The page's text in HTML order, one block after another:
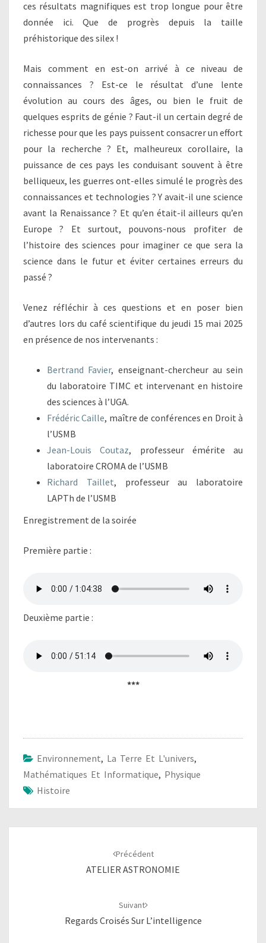
ces résultats magnifiques est trop longue pour être
donnée ici. Que de progrès depuis la taille
préhistorique des silex !
Mais comment en est-on arrivé à ce niveau de
connaissances ? Est-ce le résultat d’une lente
évolution au cours des âges, ou bien le fruit de
quelques esprits de génie ? Faut-il un certain degré de
richesse pour que les pays puissent consacrer un effort
pour la recherche ? Et, malheureux corollaire, la
puissance de ces pays les conduisant souvent à être
belliqueux, les guerres ont-elles simulé le progrès des
connaissances et technologies ? Y avait-il une science
avant la Renaissance ? Et qu’en était-il ailleurs qu’en
Europe ? Et surtout, pouvons-nous profiter de
l’histoire des sciences pour imaginer ce que sera la
science dans le futur et éviter certaines erreurs du
passé ?
Venez réfléchir à ces questions et en poser bien
d’autres lors du café scientifique du jeudi 15 mai 2025
en présence de nos intervenants :
Bertrand Favier, enseignant-chercheur au sein
du laboratoire TIMC et intervenant en histoire
des sciences à l’UGA.
Frédéric Caille, maître de conférences en Droit à
l’USMB
Jean-Louis Coutaz, professeur émérite au
laboratoire CROMA de l’USMB
Richard Taillet, professeur au laboratoire
LAPTh de l’USMB
Enregistrement de la soirée
Première partie :
Deuxième partie :
***
Environnement, La Terre Et L'univers,
Mathématiques Et Informatique, Physique
Histoire
Précédent
ATELIER ASTRONOMIE
Suivant
Regards Croisés Sur L’intelligence